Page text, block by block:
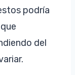
podría
del